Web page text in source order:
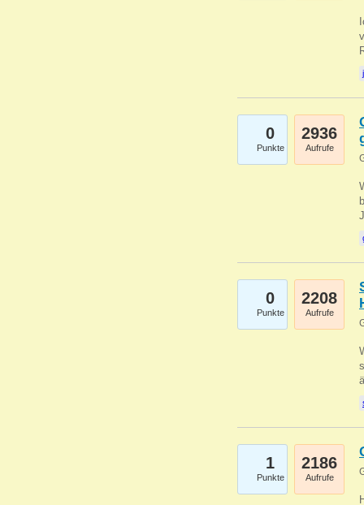
0
Punkte
2936
Aufrufe
0
Punkte
2208
Aufrufe
1
Punkte
2186
Aufrufe